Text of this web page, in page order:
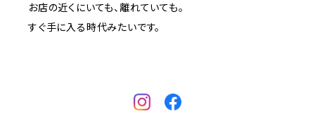
お店の近くにいても、離れていても。
すぐ手に入る時代みたいです。